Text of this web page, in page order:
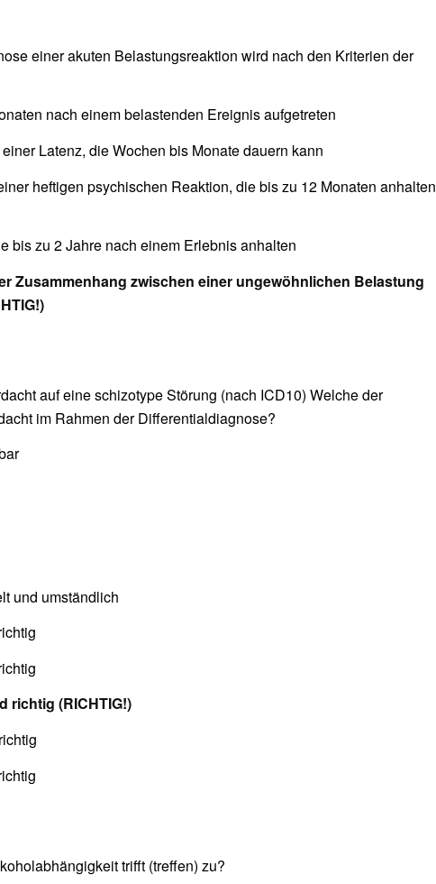
einer akuten Belastungsreaktion wird nach den Kriterien der
nach einem belastenden Ereignis aufgetreten
Latenz, die Wochen bis Monate dauern kann
heftigen psychischen Reaktion, die bis zu 12 Monaten anhalten
bis zu 2 Jahre nach einem Erlebnis anhalten
Zusammenhang zwischen einer ungewöhnlichen Belastung
auf eine schizotype Störung (nach ICD10) Welche der
im Rahmen der Differentialdiagnose?
und umständlich
richtig (RICHTIG!)
trifft (treffen) zu?